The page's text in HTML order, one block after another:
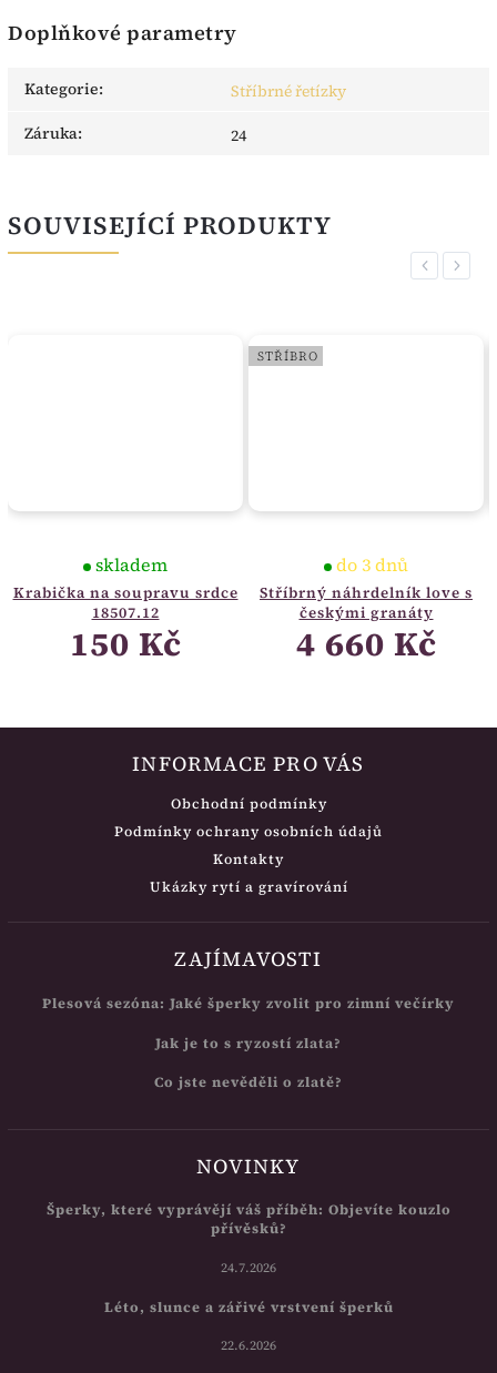
Doplňkové parametry
Kategorie:
Stříbrné řetízky
Záruka: 24
SOUVISEJÍCÍ PRODUKTY
Previous
Krabička na soupravu srdce
18507.12
skladem
150 Kč
STŘÍBRO
Stříbrný náhrdelník love s
českými granáty
do 3 dnů
4 660 Kč
Next
INFORMACE PRO VÁS
Obchodní podmínky
Podmínky ochrany osobních údajů
Kontakty
Ukázky rytí a gravírování
ZAJÍMAVOSTI
Plesová sezóna: Jaké šperky zvolit pro zimní večírky
Jak je to s ryzostí zlata?
Co jste nevěděli o zlatě?
NOVINKY
Šperky, které vyprávějí váš příběh: Objevíte kouzlo
přívěsků?
24.7.2026
Léto, slunce a zářivé vrstvení šperků
22.6.2026